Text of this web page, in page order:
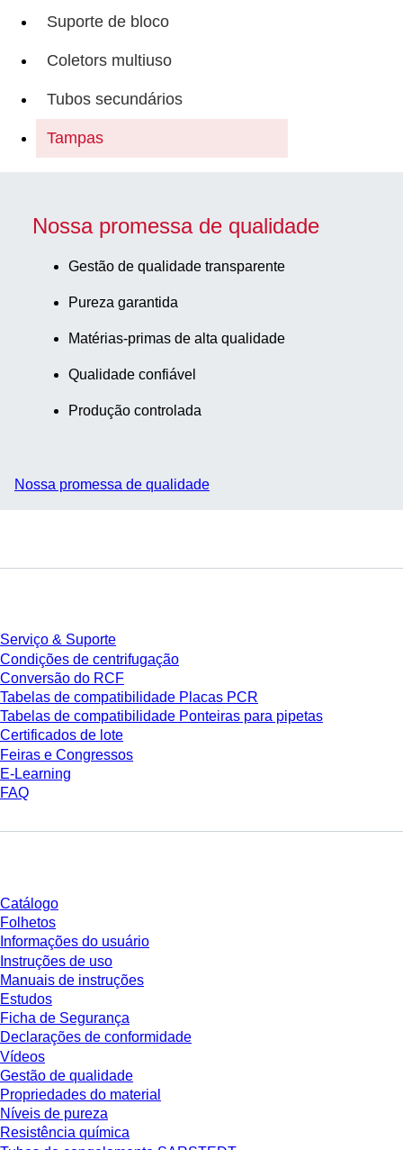
Suporte de bloco
Coletors multiuso
Tubos secundários
Tampas
Nossa promessa de qualidade
Gestão de qualidade transparente
Pureza garantida
Matérias-primas de alta qualidade
Qualidade confiável
Produção controlada
Nossa promessa de qualidade
Serviço & Suporte
Condições de centrifugação
Conversão do RCF
Tabelas de compatibilidade Placas PCR
Tabelas de compatibilidade Ponteiras para pipetas
Certificados de lote
Feiras e Congressos
E-Learning
FAQ
Catálogo
Folhetos
Informações do usuário
Instruções de uso
Manuais de instruções
Estudos
Ficha de Segurança
Declarações de conformidade
Vídeos
Gestão de qualidade
Propriedades do material
Níveis de pureza
Resistência química